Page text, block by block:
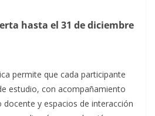
hasta el 31 de diciembre
permite que cada participante
estudio, con acompañamiento
y espacios de interacción